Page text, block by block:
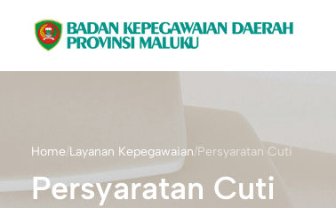
Home/Layanan Kepegawaian/Persyaratan Cuti
Persyaratan Cuti